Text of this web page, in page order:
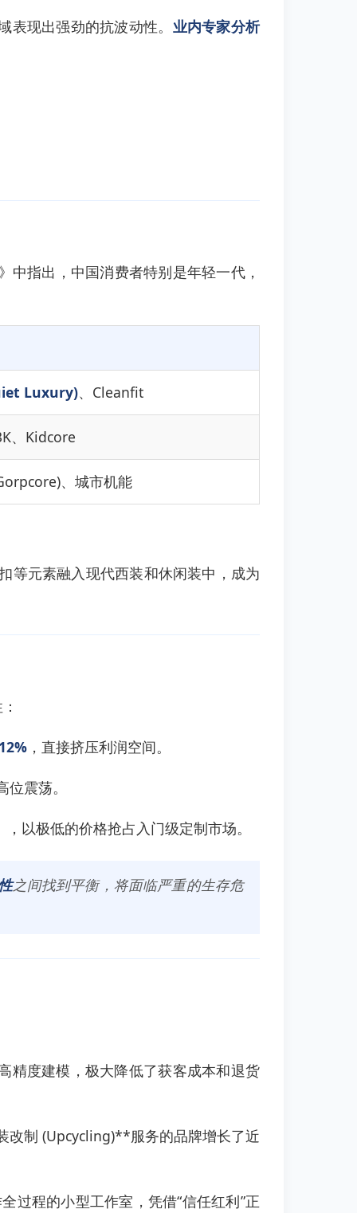
现出强劲的抗波动性。 业内专家分析
指出，中国消费者特别是年轻一代，
Luxury)、Cleanfit
、Kidcore
、城市机能
等元素融入现代西装和休闲装中，成为
，直接挤压利润空间。
震荡。
以极低的价格抢占入门级定制市场。
之间找到平衡，将面临严重的生存危
精度建模，极大降低了获客成本和退货
改制 (Upcycling)**服务的品牌增长了近
过程的小型工作室，凭借“信任红利”正